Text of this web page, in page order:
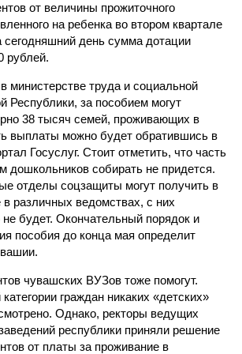
от величины прожиточного
на ребенка во втором квартале
сегодняшний день сумма дотации
рублей.
министерстве труда и социальной
Республики, за пособием могут
38 тысяч семей, проживающих в
выплаты можно будет обратившись в
Госуслуг. Стоит отметить, что часть
дошкольников собирать не придется.
отделы соцзащиты могут получить в
различных ведомствах, с них
будет. Окончательный порядок и
пособия до конца мая определит
чувашских ВУЗов тоже помогут.
граждан никаких «детских»
Однако, ректоры ведущих
республики приняли решение
от платы за проживание в